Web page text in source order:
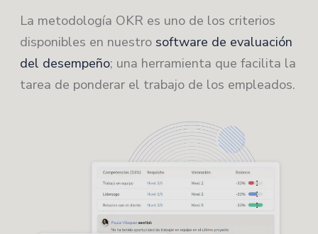
La metodología OKR es uno de los criterios
disponibles en nuestro software de evaluación
del desempeño; una herramienta que facilita la
tarea de ponderar el trabajo de los empleados.